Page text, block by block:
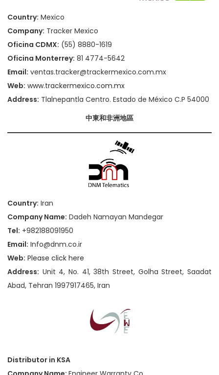
Country: Mexico
Company: Tracker Mexico
Oficina CDMX: (55) 8880-1619
Oficina Monterrey: 81 4774-5642
Email: ventas.tracker@trackermexico.com.mx
Web: www.trackermexico.com.mx
Address: Tlalnepantla Centro. Estado de México C.P 54000
中東和非洲地區
Country: Iran
Company Name: Dadeh Namayan Mandegar
Tel: +982188091950
Email: Info@dnm.co.ir
Web: Please click here
Address: Unit 4, No. 41, 38th Street, Golha Street, Saadat
Abad, Tehran 1997917465, Iran
Distributor in KSA